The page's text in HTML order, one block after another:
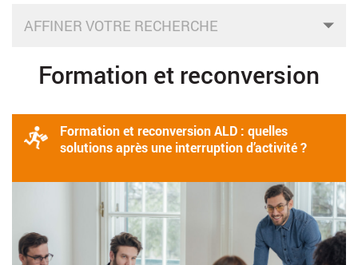
AFFINER VOTRE RECHERCHE
Formation et reconversion
Formation et reconversion ALD : quelles
solutions après une interruption d’activité ?